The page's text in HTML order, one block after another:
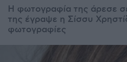
Η φωτογραφία της άρεσε
της έγραψε η Σίσσυ
φωτογραφίες